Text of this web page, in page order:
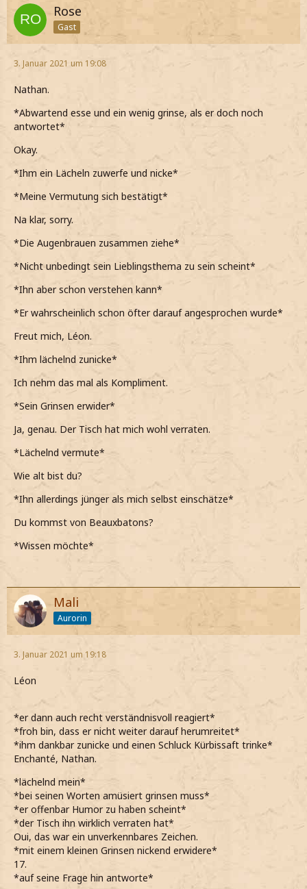
Rose
Gast
3. Januar 2021 um 19:08
Nathan.
*Abwartend esse und ein wenig grinse, als er doch noch
antwortet*
Okay.
*Ihm ein Lächeln zuwerfe und nicke*
*Meine Vermutung sich bestätigt*
Na klar, sorry.
*Die Augenbrauen zusammen ziehe*
*Nicht unbedingt sein Lieblingsthema zu sein scheint*
*Ihn aber schon verstehen kann*
*Er wahrscheinlich schon öfter darauf angesprochen wurde*
Freut mich, Léon.
*Ihm lächelnd zunicke*
Ich nehm das mal als Kompliment.
*Sein Grinsen erwider*
Ja, genau. Der Tisch hat mich wohl verraten.
*Lächelnd vermute*
Wie alt bist du?
*Ihn allerdings jünger als mich selbst einschätze*
Du kommst von Beauxbatons?
*Wissen möchte*
Mali
Aurorin
3. Januar 2021 um 19:18
Léon
*er dann auch recht verständnisvoll reagiert*
*froh bin, dass er nicht weiter darauf herumreitet*
*ihm dankbar zunicke und einen Schluck Kürbissaft trinke*
Enchanté, Nathan.
*lächelnd mein*
*bei seinen Worten amüsiert grinsen muss*
*er offenbar Humor zu haben scheint*
*der Tisch ihn wirklich verraten hat*
Oui, das war ein unverkennbares Zeichen.
*mit einem kleinen Grinsen nickend erwidere*
17.
*auf seine Frage hin antworte*